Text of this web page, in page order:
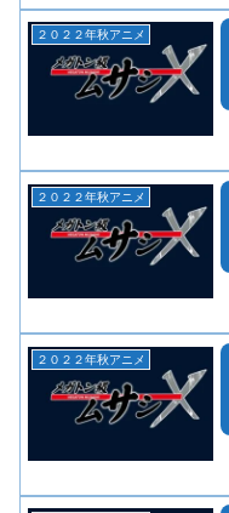
２０２２年秋アニメ
２０２２年秋アニメ
２０２２年秋アニメ